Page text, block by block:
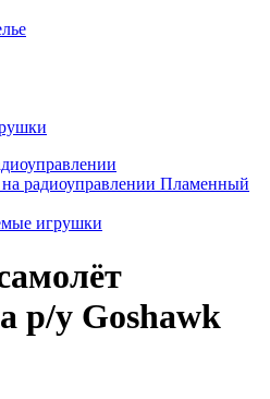
радиоуправлении Пламенный
игрушки
р/у Goshawk